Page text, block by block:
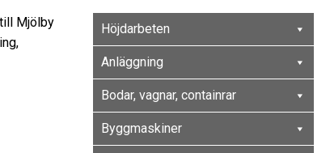
Mjölby
Höjdarbeten
Anläggning
Bodar, vagnar, containrar
Byggmaskiner